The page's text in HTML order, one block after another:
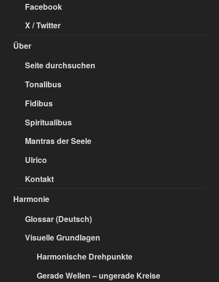
Facebook
X / Twitter
Über
Seite durchsuchen
Tonalibus
Fidibus
Spiritualibus
Mantras der Seele
Ulrico
Kontakt
Harmonie
Glossar (Deutsch)
Visuelle Grundlagen
Harmonische Drehpunkte
Gerade Wellen – ungerade Kreise